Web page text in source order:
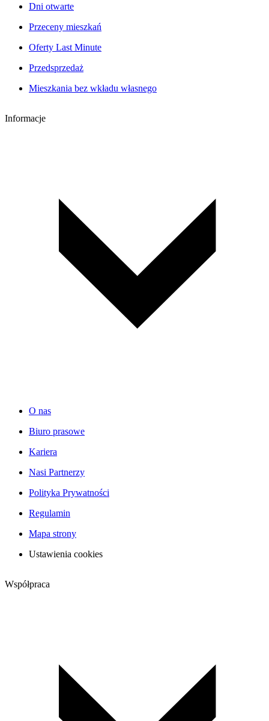
Dni otwarte
Przeceny mieszkań
Oferty Last Minute
Przedsprzedaż
Mieszkania bez wkładu własnego
Informacje
O nas
Biuro prasowe
Kariera
Nasi Partnerzy
Polityka Prywatności
Regulamin
Mapa strony
Ustawienia cookies
Współpraca